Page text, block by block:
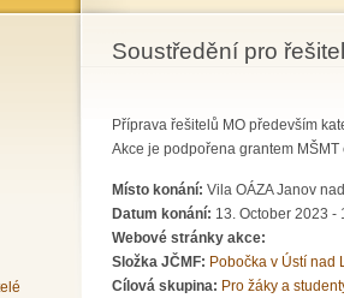
You are here
Soustředění pro
Příprava řešitelů MO především
Akce je podpořena grantem
Místo konání: Vila OÁZA Janov
Datum konání: 13. October 2023 -
Webové stránky akce:
Složka JČMF: Pobočka v Ústí nad
Cílová skupina: Pro žáky a